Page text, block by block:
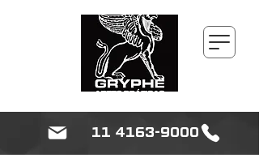
11 4163-9000